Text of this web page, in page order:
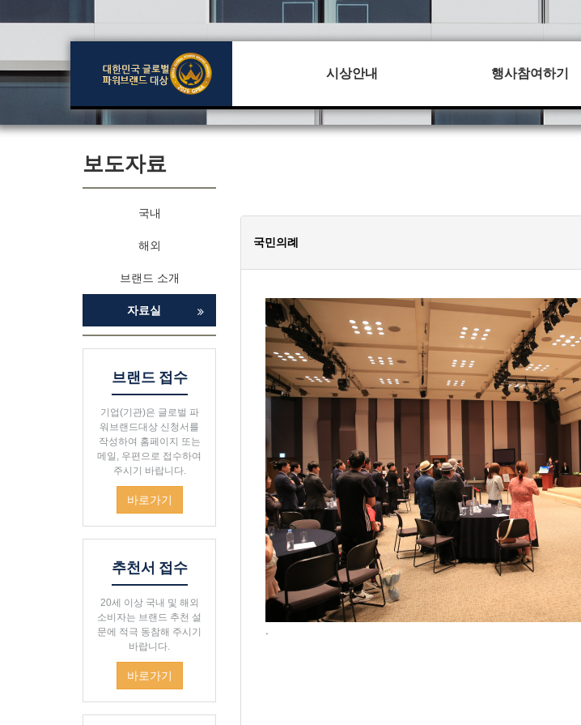
시상안내 행사참여하기
보도자료
국내
해외
브랜드 소개
자료실
브랜드 접수
기업(기관)은 글로벌 파
워브랜드대상 신청서를
작성하여 홈페이지 또는
메일, 우편으로 접수하여
주시기 바랍니다.
바로가기
추천서 접수
20세 이상 국내 및 해외
소비자는 브랜드 추천 설
문에 적극 동참해 주시기
바랍니다.
바로가기
국민의례